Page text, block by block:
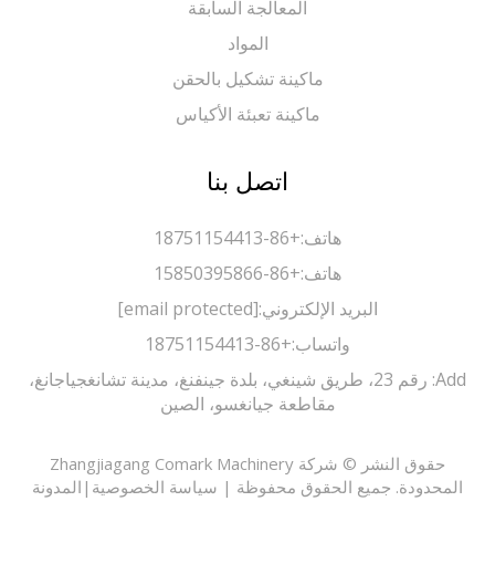
المعالجة السابقة
ماكينة تشكيل بالحقن
ماكينة تعبئة الأكياس
اتصل بنا
+86-18751154413
+86-15850395866
البريد الإلكتروني:[email protected]
واتساب:+86-18751154413
Add: رقم 23، طريق شينغي، بلدة جينفنغ، مدينة تشانغجياجانغ،
مقاطعة جيانغسو، الصين
حقوق النشر © شركة Zhangjiagang Comark Machinery
جميع الحقوق محفوظة |سياسة الخصوصية|المدونة